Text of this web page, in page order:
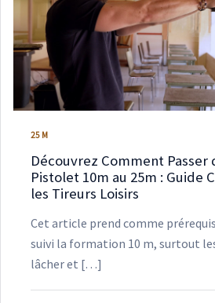
25 M
Découvrez Comment Passer
Pistolet 10m au 25m : Guide
les Tireurs Loisirs
Cet article prend comme
suivi la formation 10 m, surtout
lâcher et […]